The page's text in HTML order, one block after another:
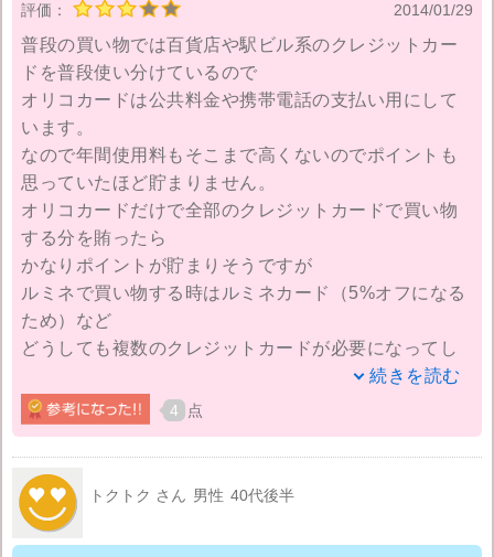
す。
評価： 2014/01/29
普段の買い物では百貨店や駅ビル系のクレジットカー
ドを普段使い分けているので
オリコカードは公共料金や携帯電話の支払い用にして
います。
なので年間使用料もそこまで高くないのでポイントも
思っていたほど貯まりません。
オリコカードだけで全部のクレジットカードで買い物
する分を賄ったら
かなりポイントが貯まりそうですが
ルミネで買い物する時はルミネカード（5%オフになる
ため）など
どうしても複数のクレジットカードが必要になってし
オリコカードは引き落とし関連に使っているので財布
には入れていません。
ただポイントが貯まりやすいカードではあると思うの
で
ＥＴＣカードを新たに作ろうと思っています。
年会費もずっと無料なので上手くカードを使い分けて
続きを読む
4 点
トクトク さん 男性 40代後半